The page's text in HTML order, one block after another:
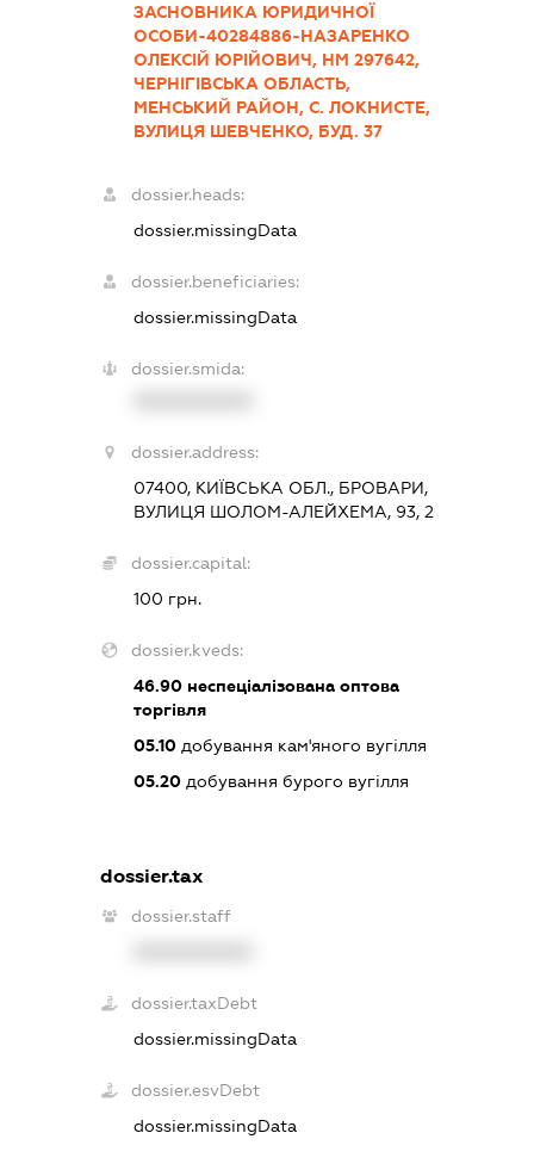
ЗАСНОВНИКА ЮРИДИЧНОЇ
ОСОБИ-40284886-НАЗАРЕНКО
ОЛЕКСІЙ ЮРІЙОВИЧ, НМ 297642,
ЧЕРНІГІВСЬКА ОБЛАСТЬ,
МЕНСЬКИЙ РАЙОН, С. ЛОКНИСТЕ,
ВУЛИЦЯ ШЕВЧЕНКО, БУД. 37
dossier.heads:
dossier.missingData
dossier.beneficiaries:
dossier.missingData
dossier.smida:
dossier.address:
07400, КИЇВСЬКА ОБЛ., БРОВАРИ,
ВУЛИЦЯ ШОЛОМ-АЛЕЙХЕМА, 93, 2
dossier.capital:
100 грн.
dossier.kveds:
46.90неспеціалізована оптова
торгівля
05.10добування кам'яного вугілля
05.20добування бурого вугілля
dossier.tax
dossier.staff
dossier.taxDebt
dossier.missingData
dossier.esvDebt
dossier.missingData